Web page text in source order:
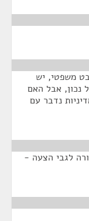
משפטי, יש
נכון, אבל האם
נדבר עם
לגבי הצעה -